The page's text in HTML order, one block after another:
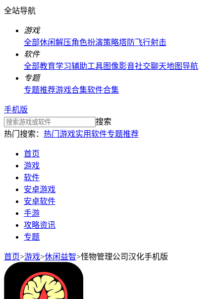
全站导航
游戏
全部休闲解压角色扮演策略塔防飞行射击
软件
全部教育学习辅助工具图像影音社交聊天地图导航
专题
专题推荐游戏合集软件合集
手机版
搜索
热门搜索： 热门游戏实用软件专题推荐
首页
游戏
软件
安卓游戏
安卓软件
手游
攻略资讯
专题
首页>游戏>休闲益智>怪物管理公司汉化手机版